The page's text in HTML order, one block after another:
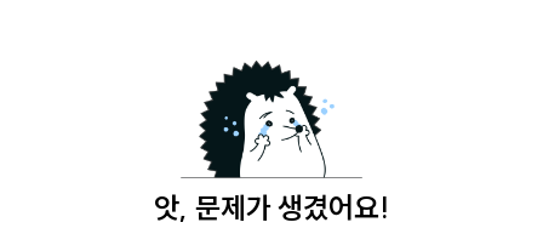
앗, 문제가 생겼어요!